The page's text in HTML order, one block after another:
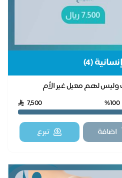
(4)
لهم معيل غير الأم
7,500
تبرع